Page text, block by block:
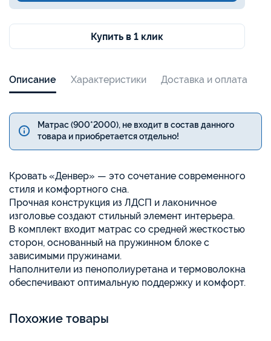
Купить в 1 клик
Описание Характеристики Доставка и оплата
Матрас (900*2000), не входит в состав данного
товара и приобретается отдельно!
Кровать «Денвер» — это сочетание современного
стиля и комфортного сна.
Прочная конструкция из ЛДСП и лаконичное
изголовье создают стильный элемент интерьера.
В комплект входит матрас со средней жесткостью
сторон, основанный на пружинном блоке с
зависимыми пружинами.
Наполнители из пенополиуретана и термоволокна
обеспечивают оптимальную поддержку и комфорт.
Похожие товары